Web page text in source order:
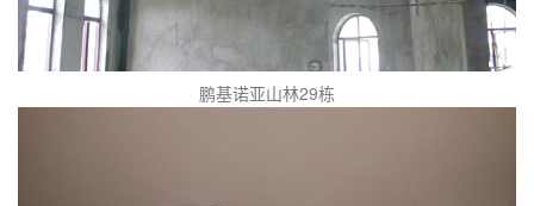
鹏基诺亚山林29栋